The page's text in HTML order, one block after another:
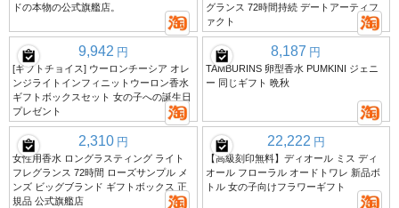
ドの本物の公式旗艦店。
グランス 72時間持続 デートアーティフ
ァクト
9,942 円
[ギフトチョイス] ウーロンチーシア オレ
ンジライトインフィニットウーロン香水
ギフトボックスセット 女の子への誕生日
プレゼント
8,187 円
TAMBURINS 卵型香水 PUMKINI ジェニ
ー 同じギフト 晩秋
2,310 円
女性用香水 ロングラスティング ライト
フレグランス 72時間 ローズサンプル メ
ンズ ビッグブランド ギフトボックス 正
規品 公式旗艦店
22,222 円
【高級刻印無料】ディオール ミス ディ
オール フローラル オードトワレ 新品ボ
トル 女の子向けフラワーギフト